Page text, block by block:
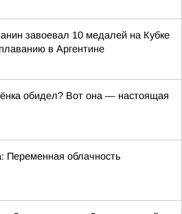
завоевал 10 медалей на Кубке
в Аргентине
обидел? Вот она — настоящая
Переменная облачность